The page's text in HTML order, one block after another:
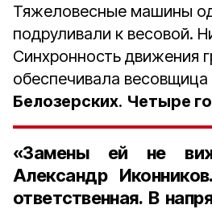
Тяжеловесные машины
подруливали к весовой.
Синхронность движения
обеспечивала весовщица
Белозерских. Четыре
«Замены ей не
Александр
ответственная. В